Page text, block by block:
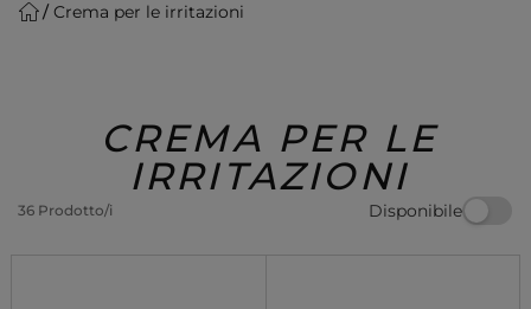
Make-up Profumi
Regalo
Crema per le irritazioni
CREMA PER LE
IRRITAZIONI
36 Prodotto/i Disponibile